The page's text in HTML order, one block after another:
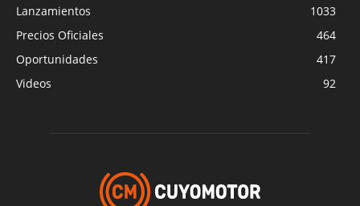
Lanzamientos
1033
Precios Oficiales
464
Oportunidades
417
Videos
92